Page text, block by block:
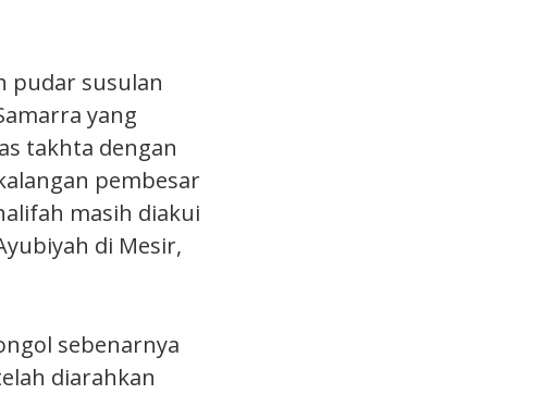
pudar susulan
yang
takhta dengan
pembesar
masih diakui
di Mesir,
sebenarnya
diarahkan